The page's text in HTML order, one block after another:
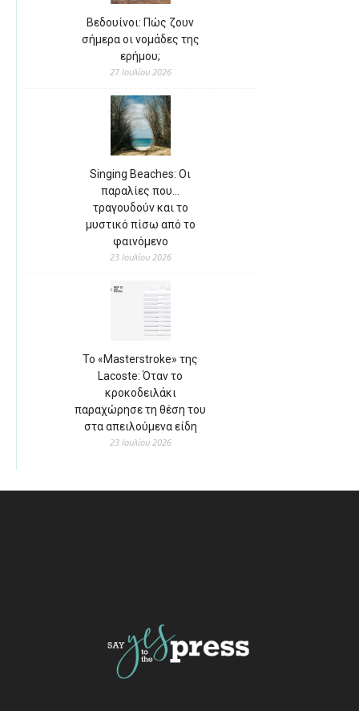
Βεδουίνοι: Πώς ζουν
σήμερα οι νομάδες της
ερήμου;
27 Ιουλίου 2026
Singing Beaches: Οι
παραλίες που…
τραγουδούν και το
μυστικό πίσω από το
φαινόμενο
23 Ιουλίου 2026
Το «Masterstroke» της
Lacoste: Όταν το
κροκοδειλάκι
παραχώρησε τη θέση του
στα απειλούμενα είδη
23 Ιουλίου 2026